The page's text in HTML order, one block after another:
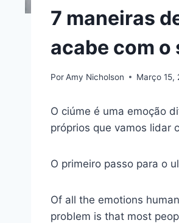
7 maneiras
acabe com
PorAmy Nicholson Março 15,
O ciúme é uma emoção
próprios que vamos lidar
O primeiro passo para o
Of all the emotions
problem is that most